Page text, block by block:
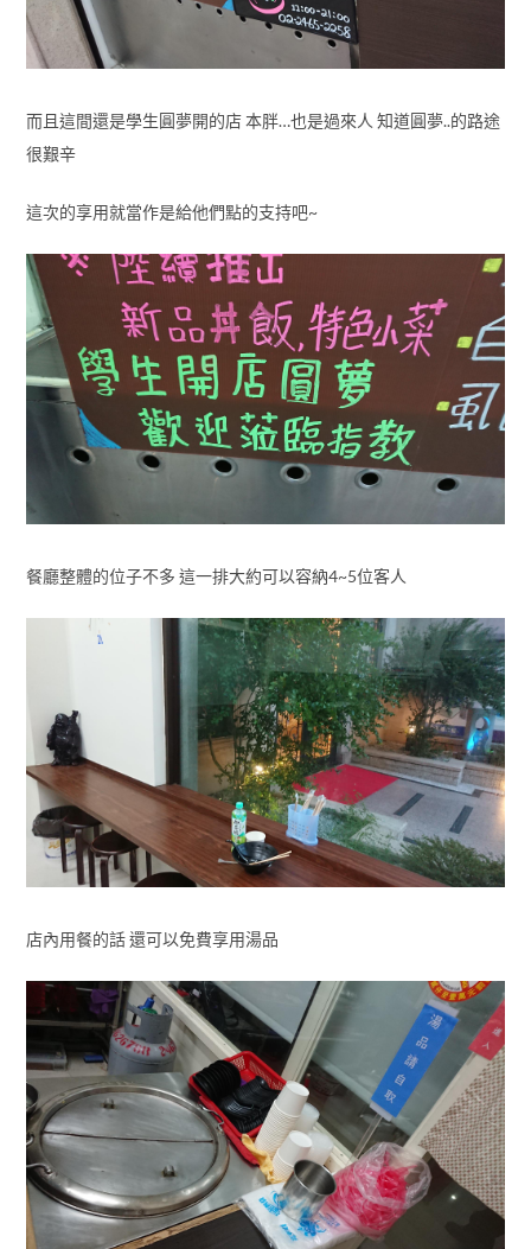
而且這間還是學生圓夢開的店 本胖…也是過來人 知道圓夢..的路途
很艱辛
這次的享用就當作是給他們點的支持吧~
餐廳整體的位子不多 這一排大約可以容納4~5位客人
店內用餐的話 還可以免費享用湯品